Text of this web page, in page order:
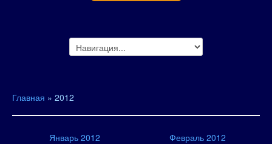
Главная » 2012
Январь 2012
Февраль 2012